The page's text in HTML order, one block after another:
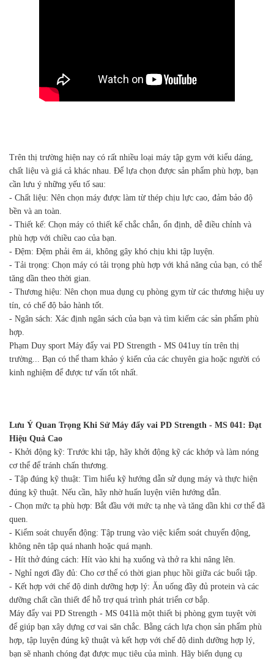
Trên thị trường hiện nay có rất nhiều loại máy tập gym với kiểu dáng,
chất liệu và giá cả khác nhau. Để lựa chọn được sản phẩm phù hợp, bạn
cần lưu ý những yếu tố sau:
- Chất liệu: Nên chọn máy được làm từ thép chịu lực cao, đảm bảo độ
bền và an toàn.
- Thiết kế: Chọn máy có thiết kế chắc chắn, ổn định, dễ điều chỉnh và
phù hợp với chiều cao của bạn.
- Đệm: Đệm phải êm ái, không gây khó chịu khi tập luyện.
- Tải trọng: Chọn máy có tải trọng phù hợp với khả năng của bạn, có thể
tăng dần theo thời gian.
- Thương hiệu: Nên chọn mua dụng cụ phòng gym từ các thương hiệu uy
tín, có chế độ bảo hành tốt.
- Ngân sách: Xác định ngân sách của bạn và tìm kiếm các sản phẩm phù
hợp.
Phạm Duy sport Máy đẩy vai PD Strength - MS 041uy tín trên thị
trường... Bạn có thể tham khảo ý kiến của các chuyên gia hoặc người có
kinh nghiệm để được tư vấn tốt nhất.
Lưu Ý Quan Trọng Khi Sử Máy đẩy vai PD Strength - MS 041: Đạt
Hiệu Quả Cao
- Khởi động kỹ: Trước khi tập, hãy khởi động kỹ các khớp và làm nóng
cơ thể để tránh chấn thương.
- Tập đúng kỹ thuật: Tìm hiểu kỹ hướng dẫn sử dụng máy và thực hiện
đúng kỹ thuật. Nếu cần, hãy nhờ huấn luyện viên hướng dẫn.
- Chọn mức tạ phù hợp: Bắt đầu với mức tạ nhẹ và tăng dần khi cơ thể đã
quen.
- Kiểm soát chuyển động: Tập trung vào việc kiểm soát chuyển động,
không nên tập quá nhanh hoặc quá mạnh.
- Hít thở đúng cách: Hít vào khi hạ xuống và thở ra khi nâng lên.
- Nghỉ ngơi đầy đủ: Cho cơ thể có thời gian phục hồi giữa các buổi tập.
- Kết hợp với chế độ dinh dưỡng hợp lý: Ăn uống đầy đủ protein và các
dưỡng chất cần thiết để hỗ trợ quá trình phát triển cơ bắp.
Máy đẩy vai PD Strength - MS 041là một thiết bị phòng gym tuyệt vời
để giúp bạn xây dựng cơ vai săn chắc. Bằng cách lựa chọn sản phẩm phù
hợp, tập luyện đúng kỹ thuật và kết hợp với chế độ dinh dưỡng hợp lý,
bạn sẽ nhanh chóng đạt được mục tiêu của mình. Hãy biến dụng cụ